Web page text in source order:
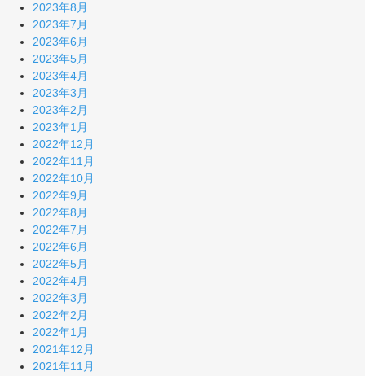
2023年8月
2023年7月
2023年6月
2023年5月
2023年4月
2023年3月
2023年2月
2023年1月
2022年12月
2022年11月
2022年10月
2022年9月
2022年8月
2022年7月
2022年6月
2022年5月
2022年4月
2022年3月
2022年2月
2022年1月
2021年12月
2021年11月